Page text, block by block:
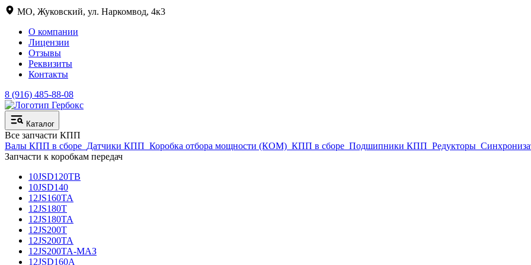
МО, Жуковский, ул. Наркомвод, 4к3
О компании
Лицензии
Отзывы
Реквизиты
Контакты
8 (916) 485-88-08
Каталог
Все запчасти КПП
Валы КПП в сборе Датчики КПП Коробка отбора мощности (КОМ) КПП в сборе Подшипники КПП Редукторы
Запчасти к коробкам передач
10JSD120TB
10JSD140
12JS160TA
12JS180T
12JS180TA
12JS200T
12JS200TA
12JS200TA-МАЗ
12JSD160A